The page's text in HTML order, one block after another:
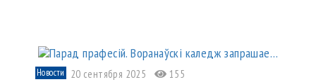
Новости 20 сентября 2025 155